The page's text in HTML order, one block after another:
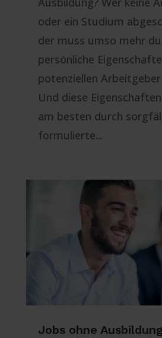
oder ein Studium
der muss umso mehr
persönliche
potenziellen
Und diese
am besten durch
formulierte...
Jobs ohne